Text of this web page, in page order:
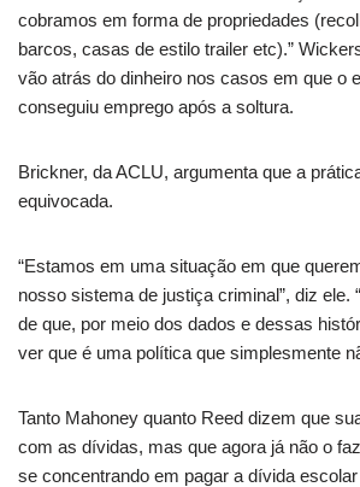
cobramos em forma de propriedades
barcos, casas de estilo trailer etc).”
vão atrás do dinheiro nos casos em que o
conseguiu emprego após a soltura.
Brickner, da ACLU, argumenta que a
equivocada.
“Estamos em uma situação em que
nosso sistema de justiça criminal”, diz ele.
de que, por meio dos dados e dessas
ver que é uma política que simplesmente
Tanto Mahoney quanto Reed dizem que
com as dívidas, mas que agora já não o
se concentrando em pagar a dívida